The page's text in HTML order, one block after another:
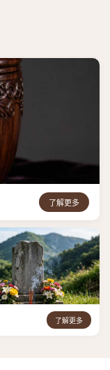
了解更多
了解更多